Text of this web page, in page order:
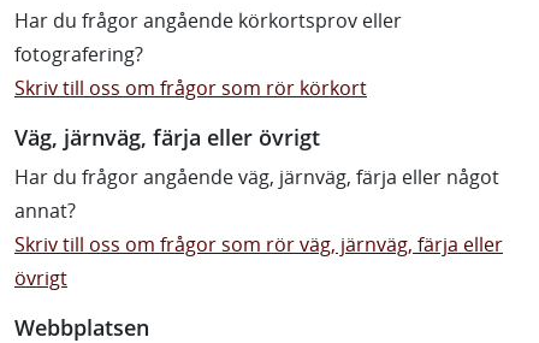
Har du frågor angående körkortsprov eller
fotografering?
Skriv till oss om frågor som rör körkort
Väg, järnväg, färja eller övrigt
Har du frågor angående väg, järnväg, färja eller något
annat?
Skriv till oss om frågor som rör väg, järnväg, färja eller
övrigt
Webbplatsen